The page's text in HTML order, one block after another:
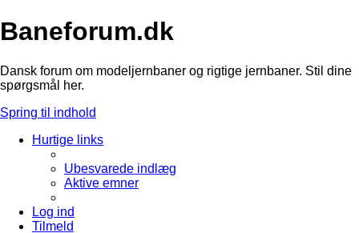
Baneforum.dk
Dansk forum om modeljernbaner og rigtige jernbaner. Stil dine
spørgsmål her.
Spring til indhold
Hurtige links
Ubesvarede indlæg
Aktive emner
Log ind
Tilmeld